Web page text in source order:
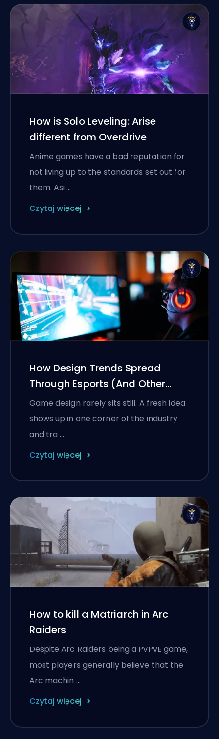
How is Solo Leveling: Arise
different from Overdrive
Anime games have a bad reputation for
not living up to the standards set out for
them. Asi …
Czytaj więcej
How Design Trends Spread
Through Esports (And Other
Games)
Game design rarely sits still. A fresh idea
shows up in one corner of the industry
and tra …
Czytaj więcej
How to kill a Matriarch in Arc
Raiders
Despite Arc Raiders being a PvPvE game,
most players generally believe that the
Arc machin …
Czytaj więcej